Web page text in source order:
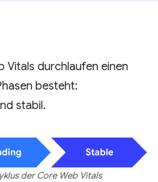
Vitals durchlaufen einen
besteht:
stabil.
der Core Web Vitals